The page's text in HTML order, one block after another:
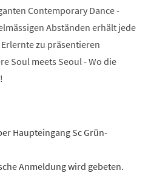
Contemporary Dance -
Abständen erhält jede
zu präsentieren
Soul meets Seoul - Wo die
Haupteingang Sc Grün-
Anmeldung wird gebeten.